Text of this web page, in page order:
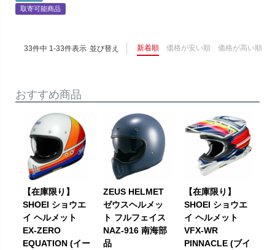
取寄可能商品
並び替え 新着順 価格が安い順 価格が高い順
33件中 1-33件表示
おすすめ商品
【在庫限り】
SHOEI ショウエ
イ ヘルメット
EX-ZERO
EQUATION (イー
ZEUS HELMET
ゼウスヘルメッ
ト フルフェイス
NAZ-916 南海部
品
【在庫限り】
SHOEI ショウエ
イ ヘルメット
VFX-WR
PINNACLE (ブイ